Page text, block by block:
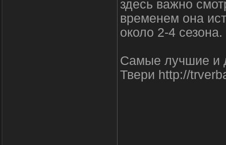
здесь важно
временем она
около 2-4 сезона.
Самые лучшие и
Твери http://